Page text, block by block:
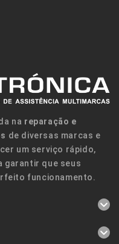
na reparação e
de diversas marcas e
um serviço rápido,
garantir que seus
funcionamento.